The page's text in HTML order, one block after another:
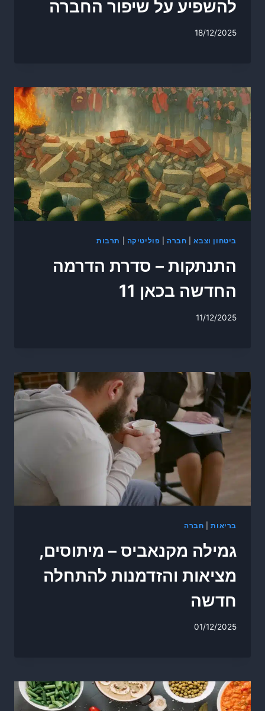
להשפיע על שיפור החברה
18/12/2025
ביטחון וצבא| חברה פוליטיקה תרבות
התנתקות – סדרת הדרמה
החדשה בכאן 11
11/12/2025
בריאות| חברה
גמילה מקנאביס – מיתוסים,
מציאות והזדמנות להתחלה
חדשה
01/12/2025